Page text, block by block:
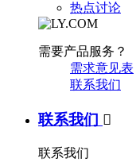
热点讨论
需要产品服务？
需求意见表
联系我们
联系我们 
联系我们